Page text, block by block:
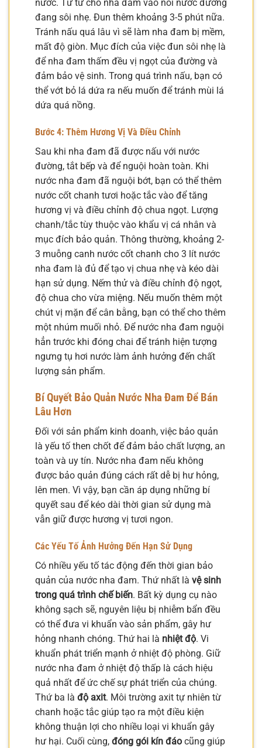
nước. Từ từ cho nha đam vào nồi nước đường
đang sôi nhẹ. Đun thêm khoảng 3-5 phút nữa.
Tránh nấu quá lâu vì sẽ làm nha đam bị mềm,
mất độ giòn. Mục đích của việc đun sôi nhẹ là
để nha đam thấm đều vị ngọt của đường và
đảm bảo vệ sinh. Trong quá trình nấu, bạn có
thể vớt bỏ lá dứa ra nếu muốn để tránh mùi lá
dứa quá nồng.
Bước 4: Thêm Hương Vị Và Điều Chỉnh
Sau khi nha đam đã được nấu với nước
đường, tắt bếp và để nguội hoàn toàn. Khi
nước nha đam đã nguội bớt, bạn có thể thêm
nước cốt chanh tươi hoặc tắc vào để tăng
hương vị và điều chỉnh độ chua ngọt. Lượng
chanh/tắc tùy thuộc vào khẩu vị cá nhân và
mục đích bảo quản. Thông thường, khoảng 2-
3 muỗng canh nước cốt chanh cho 3 lít nước
nha đam là đủ để tạo vị chua nhẹ và kéo dài
hạn sử dụng. Nếm thử và điều chỉnh độ ngọt,
độ chua cho vừa miệng. Nếu muốn thêm một
chút vị mặn để cân bằng, bạn có thể cho thêm
một nhúm muối nhỏ. Để nước nha đam nguội
hẳn trước khi đóng chai để tránh hiện tượng
ngưng tụ hơi nước làm ảnh hưởng đến chất
lượng sản phẩm.
Bí Quyết Bảo Quản Nước Nha Đam Để Bán
Lâu Hơn
Đối với sản phẩm kinh doanh, việc bảo quản
là yếu tố then chốt để đảm bảo chất lượng, an
toàn và uy tín. Nước nha đam nếu không
được bảo quản đúng cách rất dễ bị hư hỏng,
lên men. Vì vậy, bạn cần áp dụng những bí
quyết sau để kéo dài thời gian sử dụng mà
vẫn giữ được hương vị tươi ngon.
Các Yếu Tố Ảnh Hưởng Đến Hạn Sử Dụng
Có nhiều yếu tố tác động đến thời gian bảo
quản của nước nha đam. Thứ nhất là vệ sinh
trong quá trình chế biến. Bất kỳ dụng cụ nào
không sạch sẽ, nguyên liệu bị nhiễm bẩn đều
có thể đưa vi khuẩn vào sản phẩm, gây hư
hỏng nhanh chóng. Thứ hai là nhiệt độ. Vi
khuẩn phát triển mạnh ở nhiệt độ phòng. Giữ
nước nha đam ở nhiệt độ thấp là cách hiệu
quả nhất để ức chế sự phát triển của chúng.
Thứ ba là độ axit. Môi trường axit tự nhiên từ
chanh hoặc tắc giúp tạo ra một điều kiện
không thuận lợi cho nhiều loại vi khuẩn gây
hư hại. Cuối cùng, đóng gói kín đáo cũng giúp